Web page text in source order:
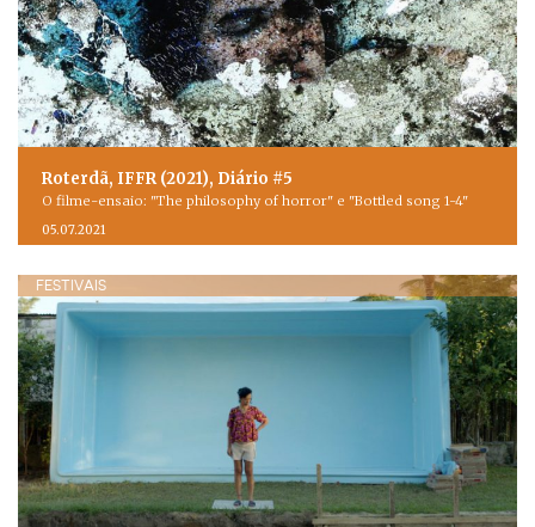
Roterdã, IFFR (2021), Diário #5
O filme-ensaio: "The philosophy of horror" e "Bottled song 1-4"
05.07.2021
FESTIVAIS